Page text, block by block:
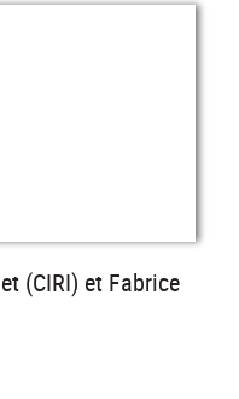
(CIRI) et Fabrice